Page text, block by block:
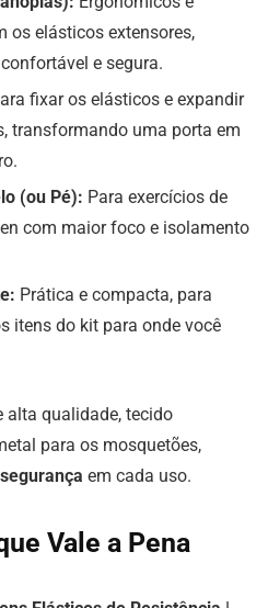
os elásticos extensores,
e segura.
fixar os elásticos e expandir
transformando uma porta em
(ou Pé): Para exercícios de
com maior foco e isolamento
Prática e compacta, para
itens do kit para onde você
alta qualidade, tecido
para os mosquetões,
em cada uso.
Vale a Pena